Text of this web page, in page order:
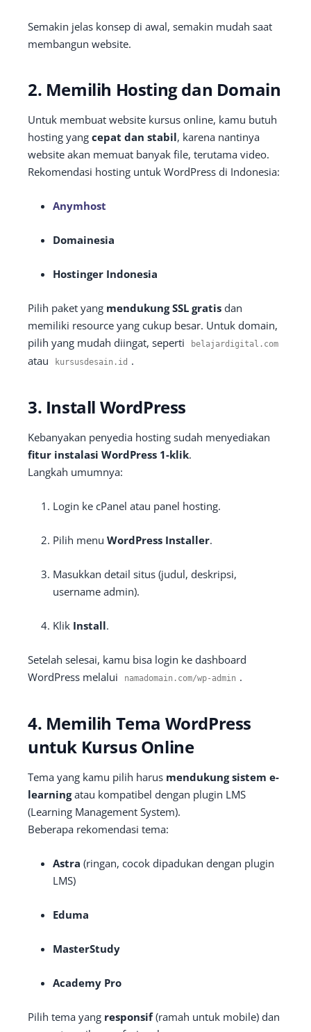
Semakin jelas konsep di awal, semakin mudah saat
membangun website.
2. Memilih Hosting dan Domain
Untuk membuat website kursus online, kamu butuh
hosting yang cepat dan stabil, karena nantinya
website akan memuat banyak file, terutama video.
Rekomendasi hosting untuk WordPress di Indonesia:
Anymhost
Domainesia
Hostinger Indonesia
Pilih paket yang mendukung SSL gratis dan
memiliki resource yang cukup besar. Untuk domain,
pilih yang mudah diingat, seperti
belajardigital . com
atau kursusdesain . id .
3. Install WordPress
Kebanyakan penyedia hosting sudah menyediakan
fitur instalasi WordPress 1-klik.
Langkah umumnya:
Login ke cPanel atau panel hosting.
Pilih menu WordPress Installer.
Masukkan detail situs (judul, deskripsi,
username admin).
Klik Install.
Setelah selesai, kamu bisa login ke dashboard
WordPress melalui
namadomain . com/wp- admin .
4. Memilih Tema WordPress
untuk Kursus Online
Tema yang kamu pilih harus mendukung sistem e-
learningatau kompatibel dengan plugin LMS
(Learning Management System).
Beberapa rekomendasi tema:
Astra (ringan, cocok dipadukan dengan plugin
LMS)
Eduma
MasterStudy
Academy Pro
Pilih tema yang responsif(ramah untuk mobile) dan